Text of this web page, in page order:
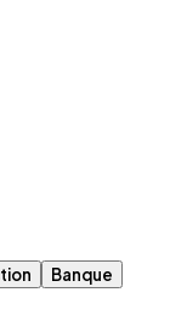
Banque